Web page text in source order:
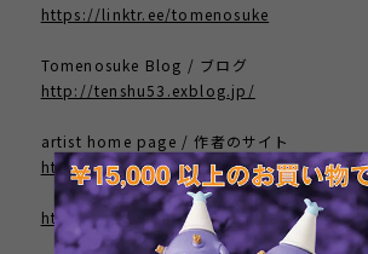
https://linktr.ee/tomenosuke
Tomenosuke Blog / ブログ
http://tenshu53.exblog.jp/
artist home page / 作者のサイト
http://brandtpeters.com/
http://kathieolivas.com/